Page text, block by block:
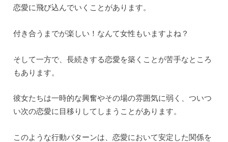
恋愛に飛び込んでいくことがあります。
付き合うまでが楽しい！なんて女性もいますよね？
そして一方で、長続きする恋愛を築くことが苦手なところ
もあります。
彼女たちは一時的な興奮やその場の雰囲気に弱く、ついつ
い次の恋愛に目移りしてしまうことがあります。
このような行動パターンは、恋愛において安定した関係を